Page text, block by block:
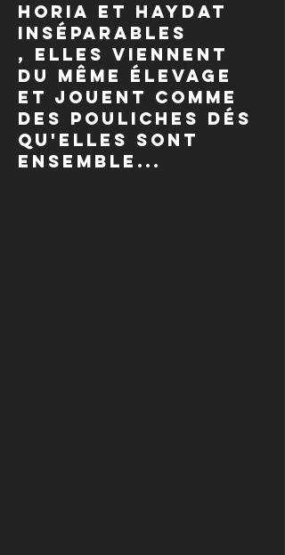
Horia et Haydat
inséparables
, elles viennent
du même élevage
et jouent comme
des pouliches dés
qu'elles sont
ensemble...